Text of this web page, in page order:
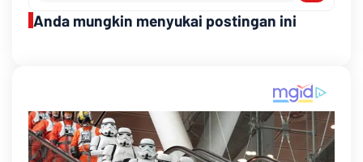
Anda mungkin menyukai postingan ini